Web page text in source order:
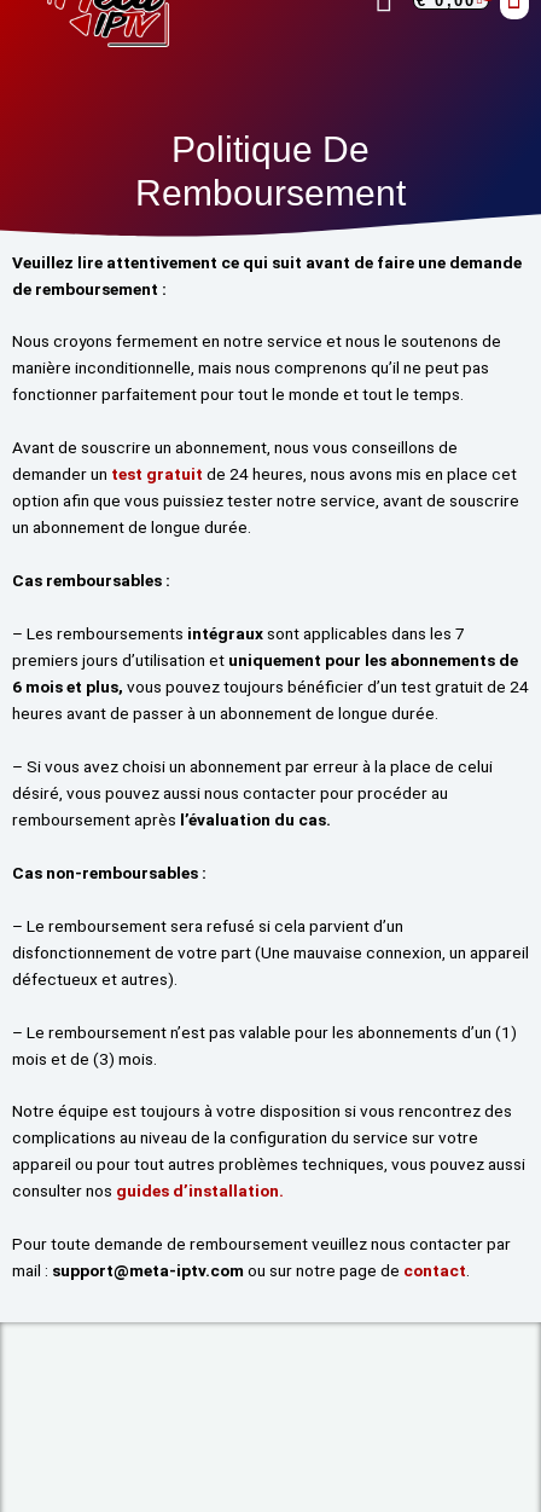
Politique De
Remboursement
Veuillez lire attentivement ce qui suit avant de faire une demande
de remboursement :
Nous croyons fermement en notre service et nous le soutenons de
manière inconditionnelle, mais nous comprenons qu’il ne peut pas
fonctionner parfaitement pour tout le monde et tout le temps.
Avant de souscrire un abonnement, nous vous conseillons de
demander un test gratuit de 24 heures, nous avons mis en place cet
option afin que vous puissiez tester notre service, avant de souscrire
un abonnement de longue durée.
Cas remboursables :
– Les remboursements intégraux sont applicables dans les 7
premiers jours d’utilisation et uniquement pour les abonnements de
6 mois et plus, vous pouvez toujours bénéficier d’un test gratuit de 24
heures avant de passer à un abonnement de longue durée.
– Si vous avez choisi un abonnement par erreur à la place de celui
désiré, vous pouvez aussi nous contacter pour procéder au
remboursement après l’évaluation du cas.
Cas non-remboursables :
– Le remboursement sera refusé si cela parvient d’un
disfonctionnement de votre part (Une mauvaise connexion, un appareil
défectueux et autres).
– Le remboursement n’est pas valable pour les abonnements d’un (1)
mois et de (3) mois.
Notre équipe est toujours à votre disposition si vous rencontrez des
complications au niveau de la configuration du service sur votre
appareil ou pour tout autres problèmes techniques, vous pouvez aussi
consulter nos guides d’installation.
Pour toute demande de remboursement veuillez nous contacter par
mail : support@meta-iptv.com ou sur notre page de contact.